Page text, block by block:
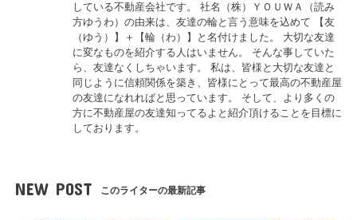
している不動産会社です。 社名（株）ＹＯＵＷＡ（読み
方ゆうわ）の由来は、友達の輪と言う意味を込めて 【友
（ゆう）】＋【輪（わ）】と名付けました。 大切な友達
に変なものを紹介する人はいません。 そんな事していた
ら、友達なくしちゃいます。 私は、皆様と大切な友達と
同じように信頼関係を築き、皆様にとって最高の不動産屋
の友達になれればと思っています。 そして、より多くの
方に不動産屋の友達知ってるよと紹介頂けることを目標に
しております。
NEW POST このライターの最新記事